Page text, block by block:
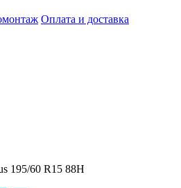
Оплата и доставка
195/60 R15 88H